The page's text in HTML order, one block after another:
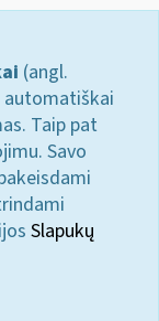
(angl.
automatiškai
Taip pat
Savo
Slapukų